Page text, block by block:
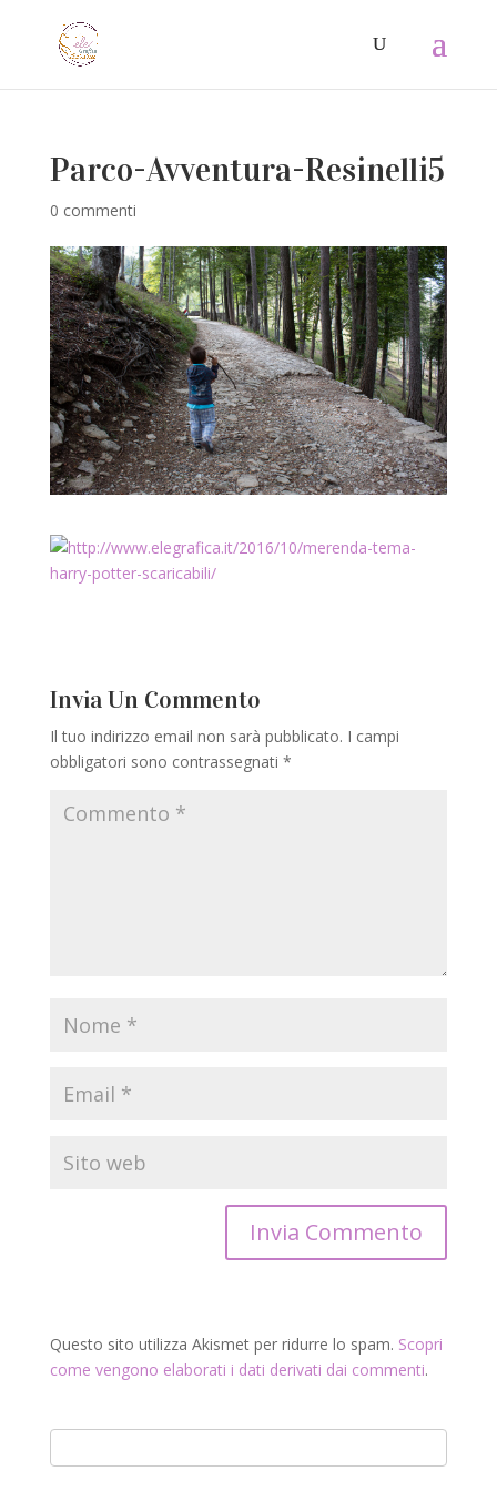
Parco-Avventura-Resinelli5
0 commenti
Invia Un Commento
Il tuo indirizzo email non sarà pubblicato. I campi
obbligatori sono contrassegnati *
Questo sito utilizza Akismet per ridurre lo spam. Scopri
come vengono elaborati i dati derivati dai commenti.